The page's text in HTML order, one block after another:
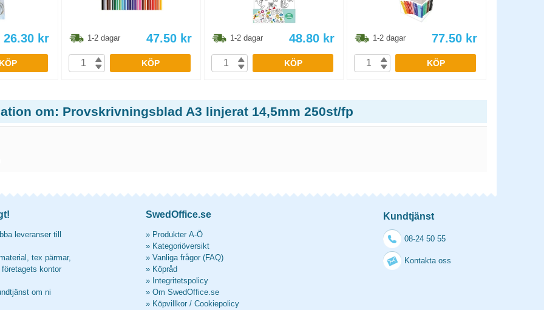
26.30 kr
KÖP
1-2 dagar 47.50 kr
KÖP
1-2 dagar 48.80 kr
KÖP
1-2 dagar 77.50 kr
KÖP
om: Provskrivningsblad A3 linjerat 14,5mm 250st/fp
leveranser till
tex pärmar,
kontor
om ni
SwedOffice.se
» Produkter A-Ö
» Kategoriöversikt
» Vanliga frågor (FAQ)
» Köpråd
» Integritetspolicy
» Om SwedOffice.se
» Köpvillkor / Cookiepolicy
Kundtjänst
08-24 50 55
Kontakta oss